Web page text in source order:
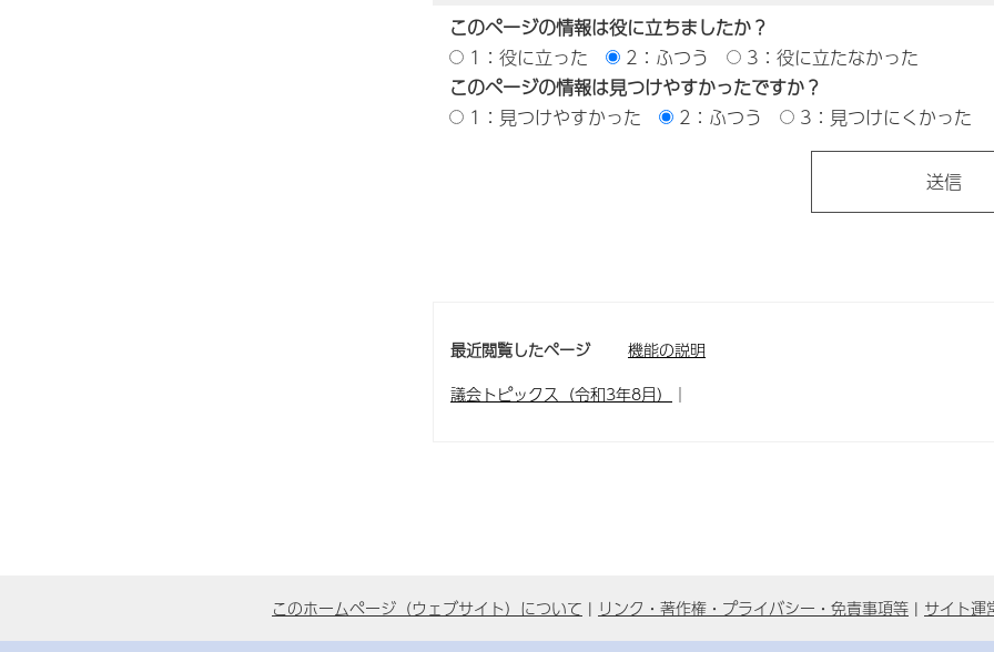
このページの情報は役に立ちましたか？
1：役に立った
2：ふつう
3：役に立たなかった
このページの情報は見つけやすかったですか？
1：見つけやすかった
2：ふつう 3：見つけにくかった
最近閲覧したページ
機能の説明
議会トピックス（令和3年8月）
｜
このホームページ（ウェブサイト）について リンク・著作権・プライバシー・免責事項等 サイト運